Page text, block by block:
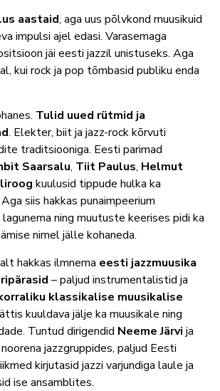
aastaid, aga uus põlvkond muusikuid
impulsi ajel edasi. Varasemaga
jäi eesti jazzil unistuseks. Aga
kui rock ja pop tõmbasid publiku enda
Tulid uued rütmid ja
. Elekter, biit ja jazz-rock kõrvuti
traditsiooniga. Eesti parimad
Saarsalu, Tiit Paulus, Helmut
kuulusid tippude hulka ka
siis hakkas punaimpeerium
ning muutuste keerises pidi ka
nimel jälle kohaneda.
hakkas ilmnema eesti jazzmuusika
– paljud instrumentalistid ja
klassikalise muusikalise
kuuldava jälje ka muusikale ning
Tuntud dirigendid Neeme Järvi ja
jazzgruppides, paljud Eesti
kirjutasid jazzi varjundiga laule ja
ise ansamblites.